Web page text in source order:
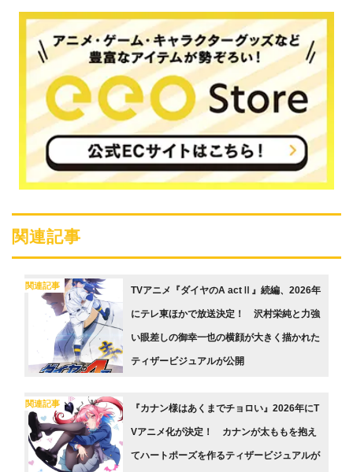
関連記事
関連記事 TVアニメ『ダイヤのA actⅡ』続編、2026年
にテレ東ほかで放送決定！ 沢村栄純と力強
い眼差しの御幸一也の横顔が大きく描かれた
ティザービジュアルが公開
関連記事 『カナン様はあくまでチョロい』2026年にT
Vアニメ化が決定！ カナンが太ももを抱え
てハートポーズを作るティザービジュアルが